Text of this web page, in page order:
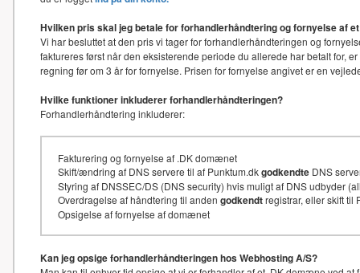
Hvilken pris skal jeg betale for forhandlerhåndtering og fornyelse af
Vi har besluttet at den pris vi tager for forhandlerhåndteringen og
faktureres først når den eksisterende periode du allerede har betalt for,
regning før om 3 år for fornyelse. Prisen for fornyelse angivet er en
Hvilke funktioner inkluderer forhandlerhåndteringen?
Forhandlerhåndtering inkluderer:
Fakturering og fornyelse af .DK domænet
Skift/ændring af DNS servere til af Punktum.dkgodkendte DNS
Styring af DNSSEC/DS (DNS security) hvis muligt af DNS udbyder
Overdragelse af håndtering til anden godkendtregistrar, eller skift til
Opsigelse af fornyelse af domænet
Kan jeg opsige forhandlerhåndteringen hos Webhosting A/S?